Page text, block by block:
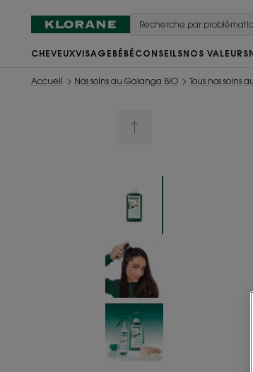
CHEVEUXVISAGE BÉBÉ CONSEILSNOS VALEURS
Accueil Nos soins au Galanga BIO Tous nos soins